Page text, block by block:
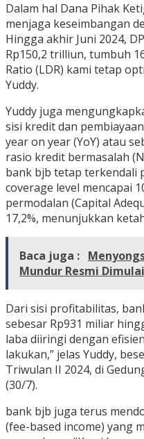
Dalam hal Dana Pihak
menjaga keseimbangan
Hingga akhir Juni 2024,
Rp150,2 trilliun, tumbuh
Ratio (LDR) kami tetap
Yuddy.
Yuddy juga
sisi kredit dan
year on year (YoY) atau
rasio kredit bermasalah
bank bjb tetap terkendali
coverage level mencapai
permodalan (Capital
17,2%, menunjukkan
Baca juga :
Mundur Resmi
Dari sisi profitabilitas,
sebesar Rp931 miliar
laba diiringi dengan
lakukan,” jelas Yuddy,
Triwulan II 2024, di
(30/7).
bank bjb juga terus
(fee-based income) yang